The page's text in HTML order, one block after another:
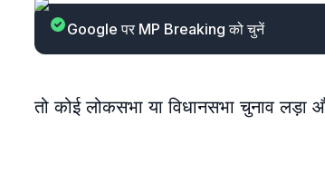
Google पर MP Breaking को चुनें
तो कोई लोकसभा या विधानसभा चुनाव